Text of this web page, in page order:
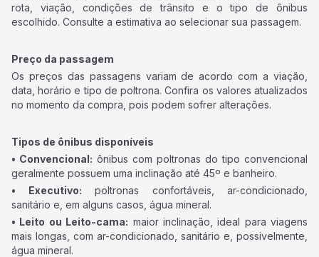
rota, viação, condições de trânsito e o tipo de ônibus
escolhido. Consulte a estimativa ao selecionar sua passagem.
Preço da passagem
Os preços das passagens variam de acordo com a viação,
data, horário e tipo de poltrona. Confira os valores atualizados
no momento da compra, pois podem sofrer alterações.
Tipos de ônibus disponíveis
• Convencional: ônibus com poltronas do tipo convencional
geralmente possuem uma inclinação até 45º e banheiro.
• Executivo: poltronas confortáveis, ar-condicionado,
sanitário e, em alguns casos, água mineral.
• Leito ou Leito-cama: maior inclinação, ideal para viagens
mais longas, com ar-condicionado, sanitário e, possivelmente,
água mineral.